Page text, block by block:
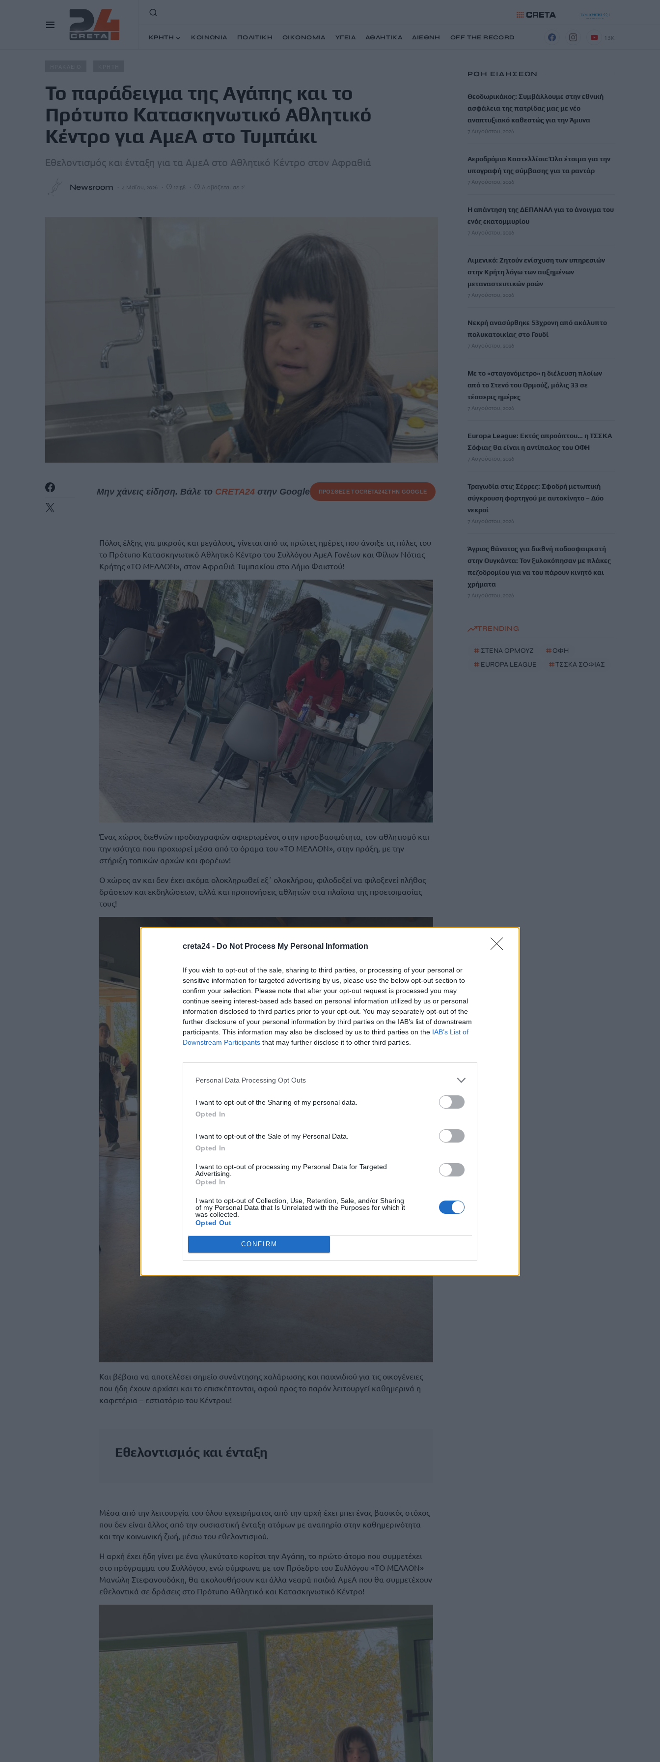
creta24 - Do Not Process My Personal Information
If you wish to opt-out of the sale, sharing to third parties, or processing of your personal or
sensitive information for targeted advertising by us, please use the below opt-out section to
confirm your selection. Please note that after your opt-out request is processed you may
continue seeing interest-based ads based on personal information utilized by us or personal
information disclosed to third parties prior to your opt-out. You may separately opt-out of the
further disclosure of your personal information by third parties on the IAB’s list of downstream
participants. This information may also be disclosed by us to third parties on the IAB’s List of
Downstream Participants that may further disclose it to other third parties.
Personal Data Processing Opt Outs
I want to opt-out of the Sharing of my personal data.
Opted In
I want to opt-out of the Sale of my Personal Data.
Opted In
I want to opt-out of processing my Personal Data for Targeted
Advertising.
Opted In
I want to opt-out of Collection, Use, Retention, Sale, and/or Sharing
of my Personal Data that Is Unrelated with the Purposes for which it
was collected.
Opted Out
CONFIRM
ΚΡΗΤΗ ΚΟΙΝΩΝΙΑ ΠΟΛΙΤΙΚΗ ΟΙΚΟΝΟΜΙΑ ΥΓΕΙΑ ΑΘΛΗΤΙΚΑ ΔΙΕΘΝΗ OFF THE RECORD 13K
Το παράδειγμα της Αγάπης και το
Πρότυπο Κατασκηνωτικό Αθλητικό
Κέντρο για ΑμεΑ στο Τυμπάκι
Εθελοντισμός και ένταξη για τα ΑμεΑ στο Αθλητικό Κέντρο στον Αφραθιά
Newsroom 4 Μαΐου, 2026 12:58 Διαβάζεται σε 2'
Μην χάνεις είδηση. Βάλε το CRETA24στην Google ΠΡΟΣΘΕΣΕ ΤΟCRETA24ΣΤΗΝ GOOGLE
Πόλος έλξης για μικρούς και μεγάλους, γίνεται από τις πρώτες ημέρες που άνοιξε τις πύλες του
το Πρότυπο Κατασκηνωτικό Αθλητικό Κέντρο του Συλλόγου ΑμεΑ Γονέων και Φίλων Νότιας
Κρήτης «ΤΟ ΜΕΛΛΟΝ», στον Αφραθιά Τυμπακίου στο Δήμο Φαιστού!
Ένας χώρος διεθνών προδιαγραφών αφιερωμένος στην προσβασιμότητα, τον αθλητισμό και
την ισότητα που προχωρεί μέσα από το όραμα του «ΤΟ ΜΕΛΛΟΝ», στην πράξη, με την
στήριξη τοπικών αρχών και φορέων!
Ο χώρος αν και δεν έχει ακόμα ολοκληρωθεί εξ΄ ολοκλήρου, φιλοδοξεί να φιλοξενεί πλήθος
δράσεων και εκδηλώσεων, αλλά και προπονήσεις αθλητών στα πλαίσια της προετοιμασίας
τους!
Και βέβαια να αποτελέσει σημείο συνάντησης χαλάρωσης και παιχνιδιού για τις οικογένειες
που ήδη έχουν αρχίσει και το επισκέπτονται, αφού προς το παρόν λειτουργεί καθημερινά η
καφετέρια – εστιατόριο του Κέντρου!
Εθελοντισμός και ένταξη
Μέσα από την λειτουργία του όλου εγχειρήματος από την αρχή έχει μπει ένας βασικός στόχος
που δεν είναι άλλος από την ουσιαστική ένταξη ατόμων με αναπηρία στην καθημερινότητα
και την κοινωνική ζωή, μέσω του εθελοντισμού.
Η αρχή έχει ήδη γίνει με ένα γλυκύτατο κορίτσι την Αγάπη, το πρώτο άτομο που συμμετέχει
στο πρόγραμμα του Συλλόγου, ενώ σύμφωνα με τον Πρόεδρο του Συλλόγου «ΤΟ ΜΕΛΛΟΝ»
Μανώλη Στεφανουδάκη, θα ακολουθήσουν και άλλα νεαρά παιδιά ΑμεΑ που θα συμμετέχουν
εθελοντικά σε δράσεις στο Πρότυπο Αθλητικό και Κατασκηνωτικό Κέντρο!
ΡΟΗ ΕΙΔΗΣΕΩΝ
Θεοδωρικάκος: Συμβάλλουμε στην εθνική
ασφάλεια της πατρίδας μας με νέο
αναπτυξιακό καθεστώς για την Άμυνα
7 Αυγούστου, 2026
Αεροδρόμιο Καστελλίου: Όλα έτοιμα για την
υπογραφή της σύμβασης για τα ραντάρ
7 Αυγούστου, 2026
Η απάντηση της ΔΕΠΑΝΑΛ για το άνοιγμα του
ενός εκατομμυρίου
7 Αυγούστου, 2026
Λιμενικό: Ζητούν ενίσχυση των υπηρεσιών
στην Κρήτη λόγω των αυξημένων
μεταναστευτικών ροών
7 Αυγούστου, 2026
Νεκρή ανασύρθηκε 53χρονη από ακάλυπτο
πολυκατοικίας στο Γουδί
7 Αυγούστου, 2026
Με το «σταγονόμετρο» η διέλευση πλοίων
από το Στενό του Ορμούζ, μόλις 33 σε
τέσσερις ημέρες
7 Αυγούστου, 2026
Europa League: Εκτός απροόπτου… η ΤΣΣΚΑ
Σόφιας θα είναι η αντίπαλος του ΟΦΗ
7 Αυγούστου, 2026
Τραγωδία στις Σέρρες: Σφοδρή μετωπική
σύγκρουση φορτηγού με αυτοκίνητο – Δύο
νεκροί
7 Αυγούστου, 2026
Άγριος θάνατος για διεθνή ποδοσφαιριστή
στην Ουγκάντα: Τον ξυλοκόπησαν με πλάκες
πεζοδρομίου για να του πάρουν κινητό και
χρήματα
7 Αυγούστου, 2026
TRENDING
# ΣΤΕΝΑ ΟΡΜΟΥΖ #ΟΦΗ
# EUROPA LEAGUE #ΤΣΣΚΑ ΣΟΦΙΑΣ